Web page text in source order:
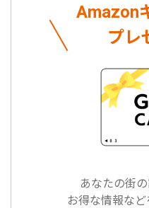
Amazon
プレ
あなたの街
お得な情報な